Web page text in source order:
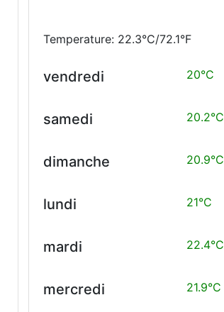
Temperature: 22.3°C/72.1°F
vendredi 20°C
samedi 20.2°C
dimanche 20.9°C
lundi 21°C
mardi 22.4°C
mercredi 21.9°C